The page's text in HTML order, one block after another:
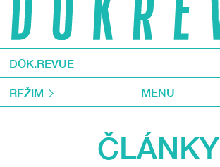
DOK.REVUE
REŽIM MENU
ČLÁNKY